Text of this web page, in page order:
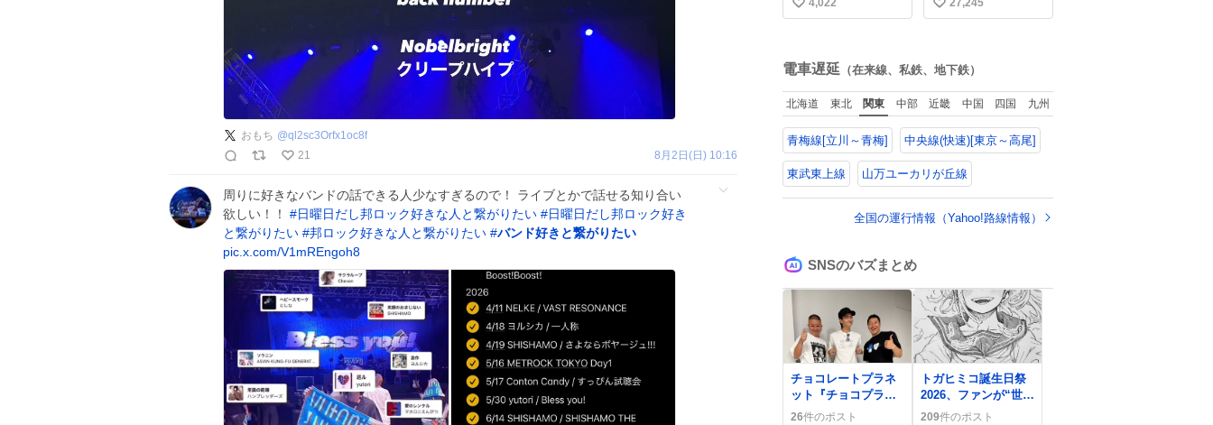
おもち @ql2sc3Orfx1oc8f
21
8月2日(日) 10:16
周りに好きなバンドの話できる人少なすぎるので！ ライブとかで話せる知り合い
欲しい！！ #日曜日だし邦ロック好きな人と繋がりたい #日曜日だし邦ロック好き
と繋がりたい #邦ロック好きな人と繋がりたい #バンド好きと繋がりたい
pic.x.com/V1mREngoh8
てもらった。確かに
い
数
「安全に支障ない範
十分！ が、フライト
は順調に進みすぎ…
「飛ばしすぎたせい
か現在奈良県上空で
の待機を命じられて
おります」 でコンソ
メスープ吹き出しそ
うになりましたw
い
数
電車遅延 （在来線、私鉄、地下鉄）
北海道 東北 関東 中部 近畿 中国 四国 九州
青梅線[立川～青梅] 中央線(快速)[東京～高尾]
東武東上線 山万ユーカリが丘線
全国の運行情報（Yahoo!路線情報）
SNSのバズまとめ
チョコレートプラネ
ット『チョコプラ
Spacy』初日ライ
26件のポスト
トガヒミコ誕生日祭
2026、ファンが“世界
一かわいい”と祝福の
209件のポスト